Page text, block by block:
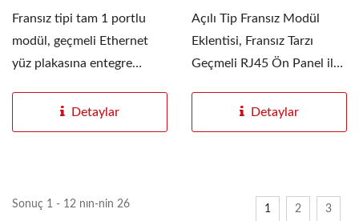
Fransız tipi tam 1 portlu
modül, geçmeli Ethernet
yüz plakasına entegre
Detaylar
Açılı Tip Fransız Modül
Eklentisi, Fransız Tarzı
Geçmeli RJ45 Ön Panel ile
Detaylar
Sonuç 1 - 12 nın-nin 26 1 2 3